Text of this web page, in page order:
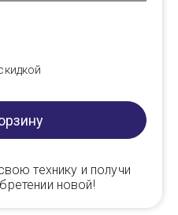
технику и получи
новой!